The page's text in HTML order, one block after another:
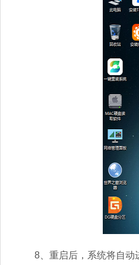
8、重启后，系统将自动